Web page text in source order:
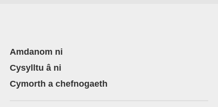
Amdanom ni
Cysylltu â ni
Cymorth a chefnogaeth